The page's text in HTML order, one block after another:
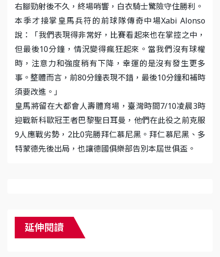
右腳勁射後不久，終場哨響，白衣騎士驚險守住勝利。
本季才接掌皇馬兵符的前球隊傳奇中場Xabi Alonso
說：「我們表現得非常好，比賽看起來也在掌控之中，
但最後10分鐘，情況變得瘋狂起來。當我們沒有球權
時，注意力和強度稍有下降，幸運的是沒有發生更多
事。整體而言，前80分鐘表現不錯，最後10分鐘和補時
須要改進。」
皇馬將留在大都會人壽體育場，臺灣時間7/10凌晨3時
迎戰新科歐冠王者巴黎聖日耳曼，他們在此役之前克服
9人應戰劣勢，2比0完勝拜仁慕尼黑。拜仁慕尼黑、多
特蒙德先後出局，也讓德國俱樂部告別本屆世俱盃。
延伸閱讀